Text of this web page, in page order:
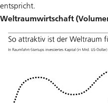
entspricht.
Weltraumwirtschaft